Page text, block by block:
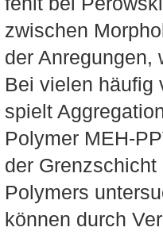
zwischen
der Anregungen,
Bei vielen häufig
spielt
Polymer MEH-
der
Polymers
können durch